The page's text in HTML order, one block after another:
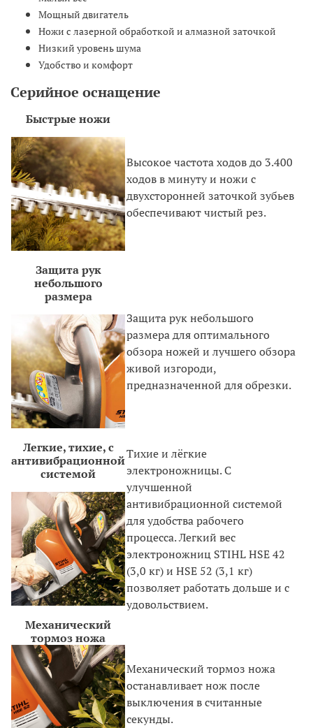
Мощный двигатель
Ножи с лазерной обработкой и алмазной заточкой
Низкий уровень шума
Удобство и комфорт
Серийное оснащение
Быстрые ножи
Высокое частота ходов до 3.400
ходов в минуту и ножи с
двухсторонней заточкой зубьев
обеспечивают чистый рез.
Защита рук
небольшого
размера
Защита рук небольшого
размера для оптимального
обзора ножей и лучшего обзора
живой изгороди,
предназначенной для обрезки.
Легкие, тихие, с
антивибрационной
системой
Тихие и лёгкие
электроножницы. С
улучшенной
антивибрационной системой
для удобства рабочего
процесса. Легкий вес
электроножниц STIHL HSE 42
(3,0 кг) и HSE 52 (3,1 кг)
позволяет работать дольше и с
удовольствием.
Механический
тормоз ножа
Механический тормоз ножа
останавливает нож после
выключения в считанные
секунды.